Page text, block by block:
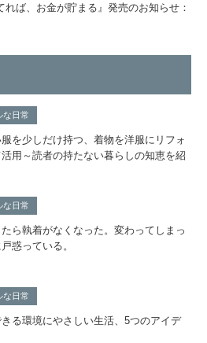
れば、お金が貯まる』発売のお知らせ：
な日常
を少しだけ持つ、着物を洋服にリフォ
用～読者の持たない暮らしの知恵を紹
な日常
ら執着がなくなった。変わってしまっ
惑っている。
な日常
る環境にやさしい生活、5つのアイデ